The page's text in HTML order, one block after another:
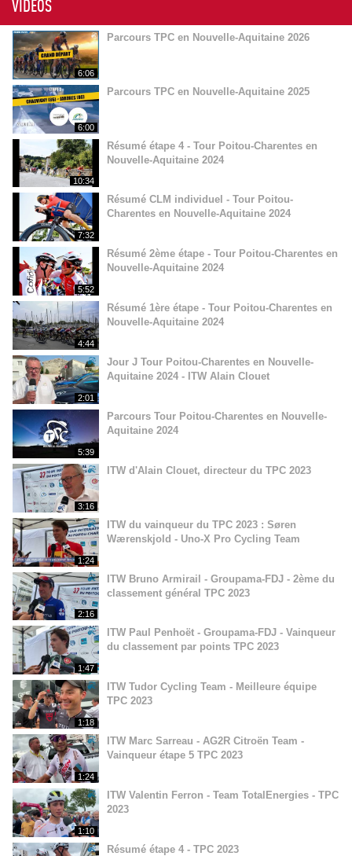
VIDÉOS
6:06
Parcours TPC en Nouvelle-Aquitaine 2026
6:00
Parcours TPC en Nouvelle-Aquitaine 2025
10:34
Résumé étape 4 - Tour Poitou-Charentes en
Nouvelle-Aquitaine 2024
7:32
Résumé CLM individuel - Tour Poitou-
Charentes en Nouvelle-Aquitaine 2024
5:52
Résumé 2ème étape - Tour Poitou-Charentes en
Nouvelle-Aquitaine 2024
4:44
Résumé 1ère étape - Tour Poitou-Charentes en
Nouvelle-Aquitaine 2024
2:01
Jour J Tour Poitou-Charentes en Nouvelle-
Aquitaine 2024 - ITW Alain Clouet
5:39
Parcours Tour Poitou-Charentes en Nouvelle-
Aquitaine 2024
3:16
ITW d'Alain Clouet, directeur du TPC 2023
1:24
ITW du vainqueur du TPC 2023 : Søren
Wærenskjold - Uno-X Pro Cycling Team
2:16
ITW Bruno Armirail - Groupama-FDJ - 2ème du
classement général TPC 2023
1:47
ITW Paul Penhoët - Groupama-FDJ - Vainqueur
du classement par points TPC 2023
1:18
ITW Tudor Cycling Team - Meilleure équipe
TPC 2023
1:24
ITW Marc Sarreau - AG2R Citroën Team -
Vainqueur étape 5 TPC 2023
1:10
ITW Valentin Ferron - Team TotalEnergies - TPC
2023
Résumé étape 4 - TPC 2023